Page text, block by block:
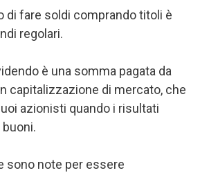
di fare soldi comprando titoli è
regolari.
è una somma pagata da
capitalizzazione di mercato, che
azionisti quando i risultati
sono note per essere